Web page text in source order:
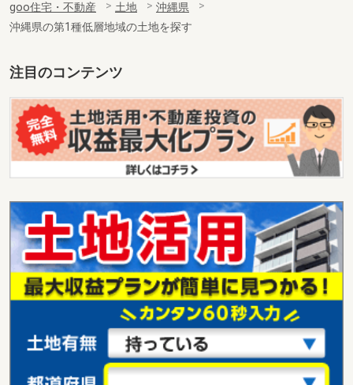
用途地域
無指定
土地面積 139m²
沖縄県名護市字安部
価 格
13億6,830万円
住 所
沖縄県名護市字安部
用途地域 無指定
土地面積 9999m²
価 格
1,250万円
住 所
沖縄県宜野湾市字普天間
用途地域 無指定
土地面積 139m²
沖縄県宜野湾市字普天間
価 格
1,250万円
住 所
沖縄県宜野湾市字普天間
用途地域 無指定
goo住宅・不動産 土地
沖縄県
沖縄県の第1種低層地域の土地を探す
注目のコンテンツ